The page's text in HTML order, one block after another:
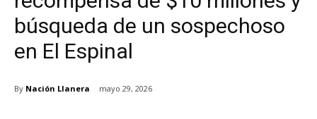
búsqueda de un sospechoso
en El Espinal
By Nación Llanera mayo 29, 2026